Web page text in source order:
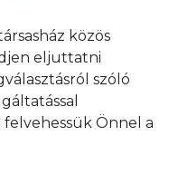
közös
eljuttatni
szóló
Önnel a